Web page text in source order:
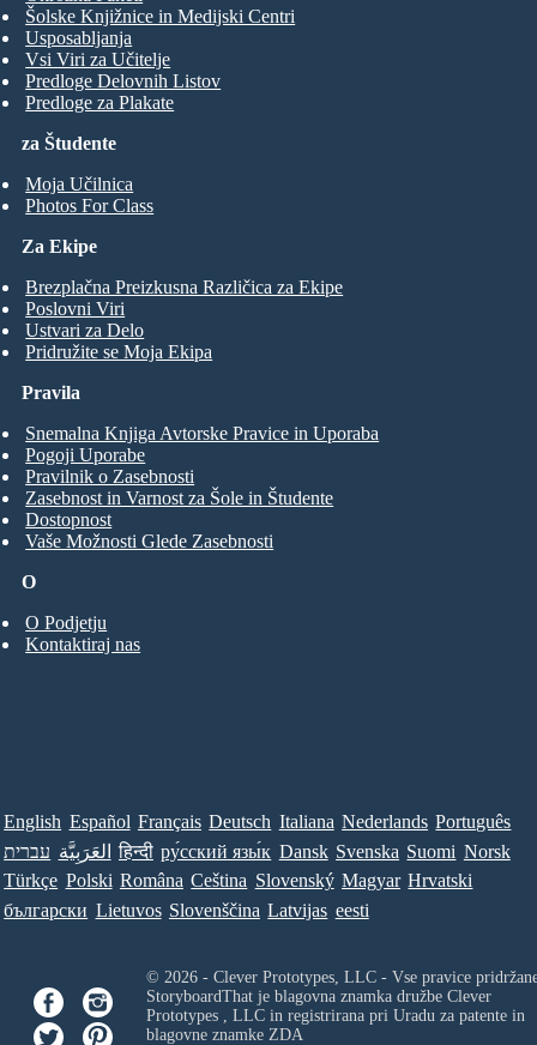
za Študente
Moja Učilnica
Photos For Class
Šolske Knjižnice in Medijski Centri
Usposabljanja
Vsi Viri za Učitelje
Predloge Delovnih Listov
Predloge za Plakate
Za Ekipe
Brezplačna Preizkusna Različica za Ekipe
Poslovni Viri
Ustvari za Delo
Pridružite se Moja Ekipa
O
O Podjetju
Kontaktiraj nas
Pravila
Snemalna Knjiga Avtorske Pravice in Uporaba
Pogoji Uporabe
Pravilnik o Zasebnosti
Zasebnost in Varnost za Šole in Študente
Dostopnost
Vaše Možnosti Glede Zasebnosti
English Español Français Deutsch Italiana Nederlands Português
עברית العَرَبِيَّة हिन्दी ру́сский язы́к Dansk Svenska Suomi Norsk
Türkçe Polski Româna Ceština Slovenský Magyar Hrvatski
български Lietuvos Slovenščina Latvijas eesti
© 2026 - Clever Prototypes, LLC - Vse pravice
StoryboardThat je blagovna znamka družbe Clever
Prototypes , LLCin registrirana pri Uradu za patente in
blagovne znamke ZDA